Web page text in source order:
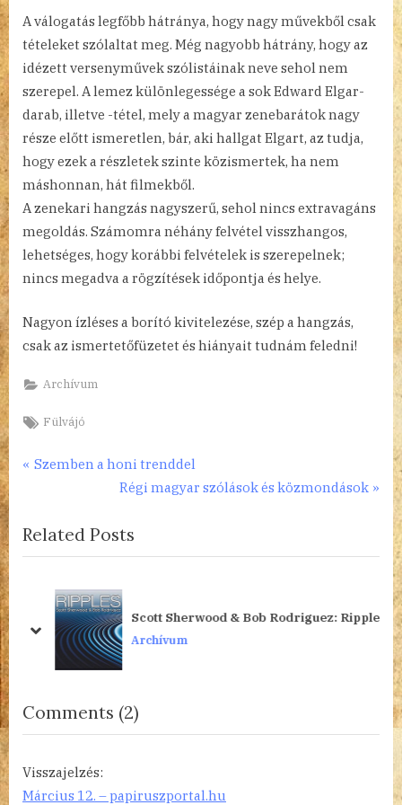
A válogatás legfőbb hátránya, hogy nagy művekből csak
tételeket szólaltat meg. Még nagyobb hátrány, hogy az
idézett versenyművek szólistáinak neve sehol nem
szerepel. A lemez különlegessége a sok Edward Elgar-
darab, illetve -tétel, mely a magyar zenebarátok nagy
része előtt ismeretlen, bár, aki hallgat Elgart, az tudja,
hogy ezek a részletek szinte közismertek, ha nem
máshonnan, hát filmekből.
A zenekari hangzás nagyszerű, sehol nincs extravagáns
megoldás. Számomra néhány felvétel visszhangos,
lehetséges, hogy korábbi felvételek is szerepelnek;
nincs megadva a rögzítések időpontja és helye.
Nagyon ízléses a borító kivitelezése, szép a hangzás,
csak az ismertetőfüzetet és hiányait tudnám feledni!
Archívum
Tags:
Fülvájó
Bejegyzés
P
v
i
s
t
Szemben a honi trenddel
N
x
t
o
s
t
:
Régi magyar szólások és közmondások
Related Posts
Scott Sherwood & Bob Rodriguez: Ripples
Archívum
prev
next
Comments (2)
“Hommage
Yehudi
Visszajelzés:
Március 12. – papiruszportal.hu